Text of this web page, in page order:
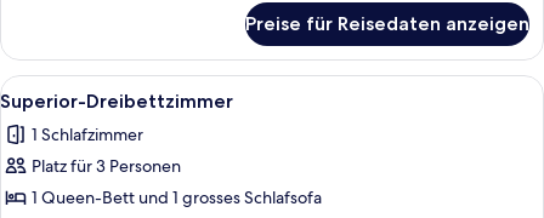
niño)
anzeigen
Dreibettzimmer
(2
adultos
niño)
Preise für Reisedaten anzeigen
Alle
Fotos
für
Superior-
Dreibettzimmer
Zimmersafe, Schreibtisch,
5
Superior-Dreibettzimmer
1 Schlafzimmer
Platz für 3 Personen
1 Queen-Bett und 1 grosses Schlafsofa